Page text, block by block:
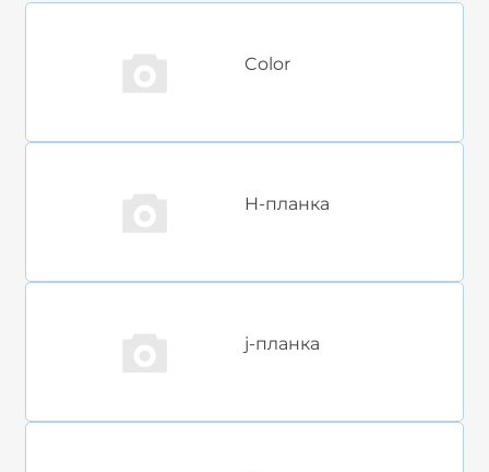
Color
H-планка
j-планка